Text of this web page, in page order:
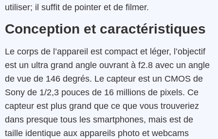
utiliser; il suffit de pointer et de filmer.
Conception et caractéristiques
Le corps de l’appareil est compact et léger, l’objectif
est un ultra grand angle ouvrant à f2.8 avec un angle
de vue de 146 degrés. Le capteur est un CMOS de
Sony de 1/2,3 pouces de 16 millions de pixels. Ce
capteur est plus grand que ce que vous trouveriez
dans presque tous les smartphones, mais est de
taille identique aux appareils photo et webcams